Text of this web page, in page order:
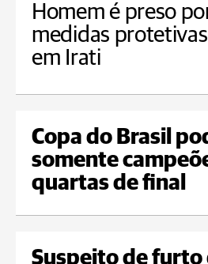
Homem é preso
medidas
em Irati
Copa do Brasil
somente
quartas de final
Suspeito de furto